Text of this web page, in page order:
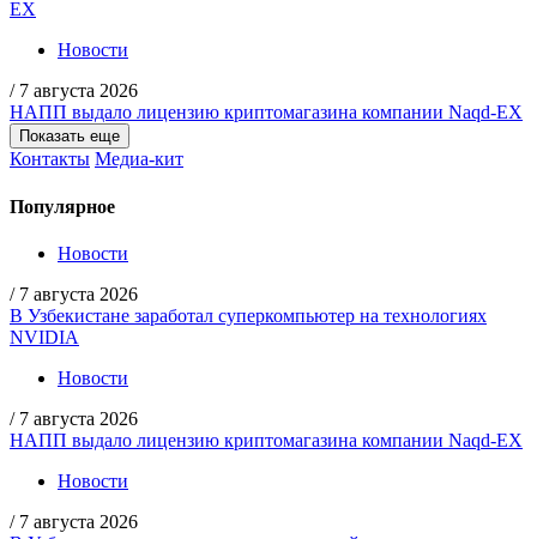
Новости
/ 7 августа 2026
НАПП выдало лицензию криптомагазина компании Naqd-EX
Показать еще
Контакты Медиа-кит
Популярное
Новости
/ 7 августа 2026
В Узбекистане заработал суперкомпьютер на технологиях
NVIDIA
Новости
/ 7 августа 2026
НАПП выдало лицензию криптомагазина компании Naqd-EX
Новости
/ 7 августа 2026